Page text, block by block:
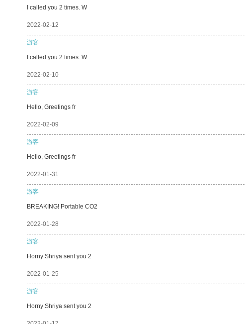
I called you 2 times. W
2022-02-12
游客
I called you 2 times. W
2022-02-10
游客
Hello, Greetings fr
2022-02-09
游客
Hello, Greetings fr
2022-01-31
游客
BREAKING! Portable CO2
2022-01-28
游客
Horny Shriya sent you 2
2022-01-25
游客
Horny Shriya sent you 2